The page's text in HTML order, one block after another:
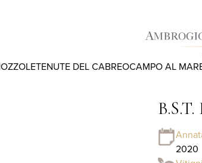
TENUTE DEL CABREOCAMPO AL
2020